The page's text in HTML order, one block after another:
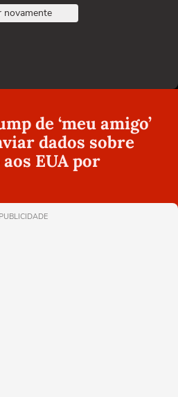
novamente
de ‘meu amigo’
dados sobre
EUA por
PUBLICIDADE